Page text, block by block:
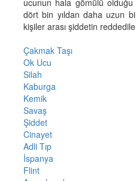
dört bin yıldan daha uzun
kişiler arası şiddetin
Çakmak Taşı
Ok Ucu
Silah
Kaburga
Kemik
Savaş
Şiddet
Cinayet
Adli Tıp
İspanya
Flint